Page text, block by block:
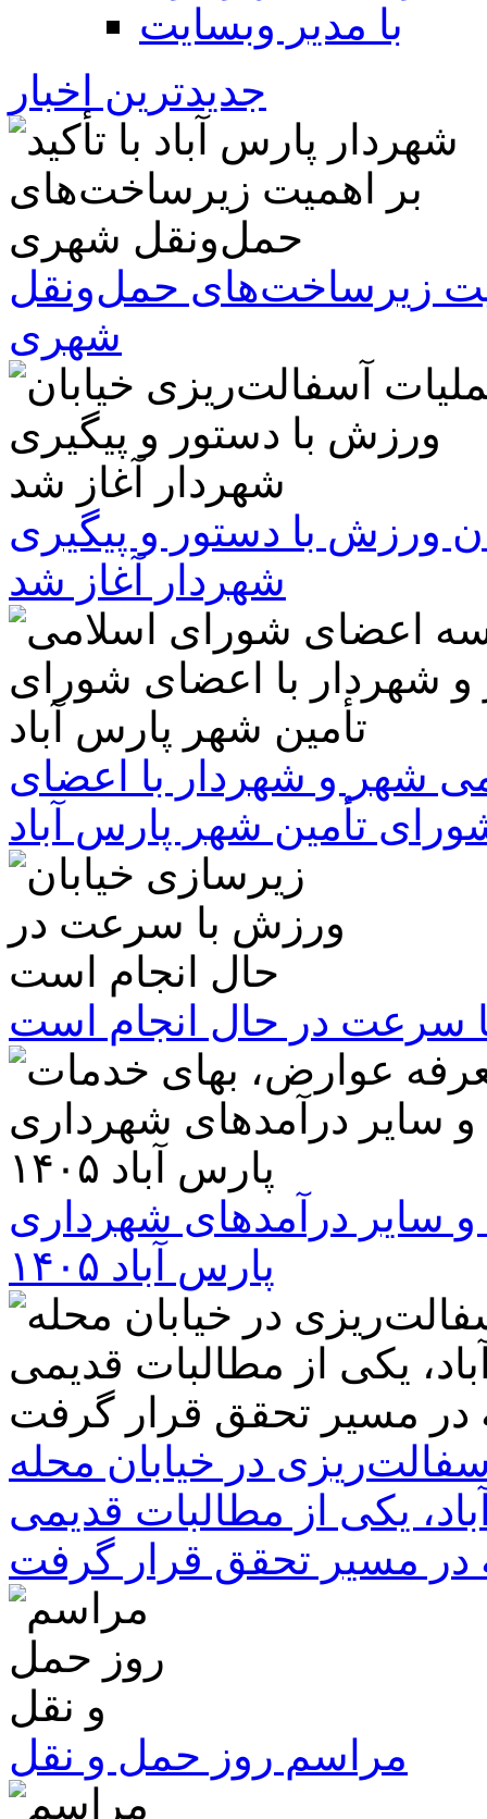
با مدیر وبسایت
جدیدترین اخبار
زیرساخت‌های حمل‌ونقل
شهری
ورزش با دستور و پیگیری
شهردار آغاز شد
شهر و شهردار با اعضای
تأمین شهر پارس آباد
سرعت در حال انجام است
سایر درآمدهای شهرداری
پارس آباد ۱۴۰۵
در خیابان محله
یکی از مطالبات قدیمی
در مسیر تحقق قرار گرفت
مراسم روز حمل و نقل